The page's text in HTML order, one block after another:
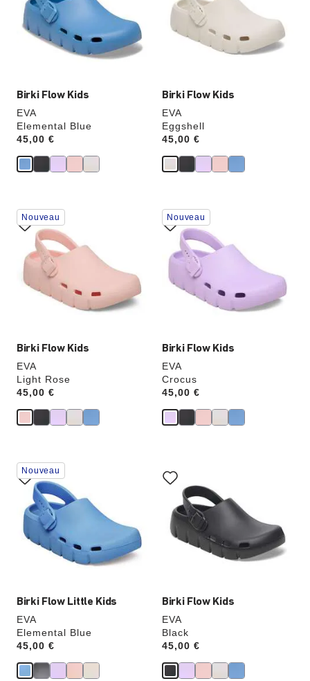
Birki Flow Kids
EVA
Elemental Blue
Price:
45,00 €
couleurs
modifiera
l’image
Birki Flow Kids
EVA
Eggshell
Price:
45,00 €
couleurs
modifiera
l’image
Birki Flow Kids
EVA
Light Rose
Price:
45,00 €
Cliquer
sur
les
échantillons
couleurs
modifiera
l’image
Nouveau
Birki Flow Kids
EVA
Crocus
Price:
45,00 €
Cliquer
sur
les
échantillons
couleurs
modifiera
l’image
Nouveau
Birki Flow Little Kids
EVA
Elemental Blue
Price:
45,00 €
Cliquer
sur
les
échantillons
couleurs
modifiera
l’image
Nouveau
Birki Flow Kids
EVA
Black
Price:
45,00 €
sur
les
échantillons
couleurs
modifiera